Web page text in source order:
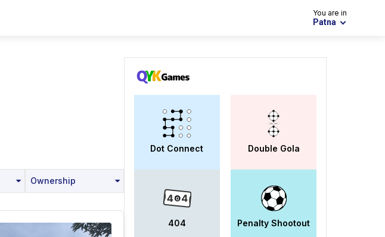
You are in
Patna
Ownership
Dot Connect Double Gola
404 Penalty Shootout